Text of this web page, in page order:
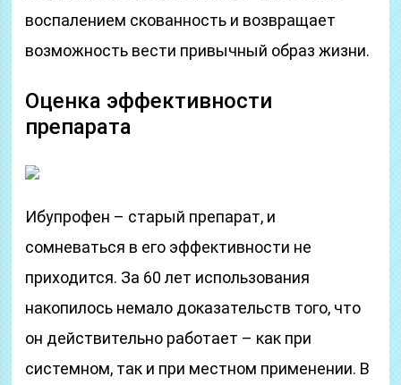
воспалением скованность и возвращает
возможность вести привычный образ жизни.
Оценка эффективности
препарата
Ибупрофен – старый препарат, и
сомневаться в его эффективности не
приходится. За 60 лет использования
накопилось немало доказательств того, что
он действительно работает – как при
системном, так и при местном применении. В